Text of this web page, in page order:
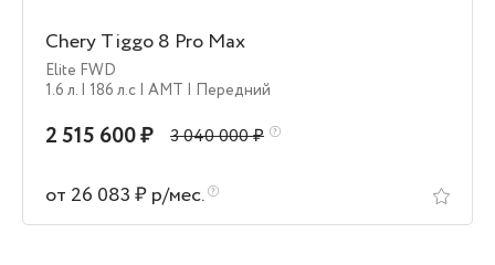
Chery Tiggo 8 Pro Max
Elite FWD
1.6 л. | 186 л.c | AMT | Передний
2 515 600 ₽ 3 040 000 ₽
от 26 083 ₽ р/мес.